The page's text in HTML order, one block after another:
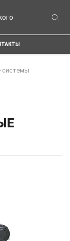
системы